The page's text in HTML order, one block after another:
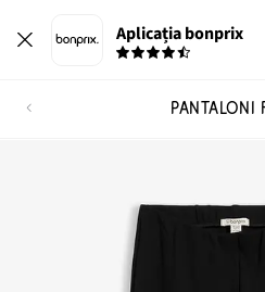
Aplicația bonprix
PANTALONI